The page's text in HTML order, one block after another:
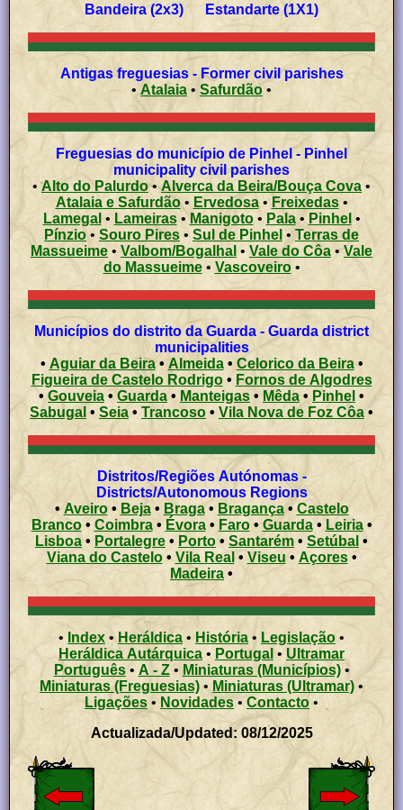
Bandeira (2x3) Estandarte (1X1)
Antigas freguesias - Former civil parishes
• Atalaia • Safurdão •
Freguesias do município de Pinhel - Pinhel
municipality civil parishes
•Alto do Palurdo•Alverca da Beira/Bouça Cova•
Atalaia e Safurdão• Ervedosa• Freixedas •
Lamegal • Lameiras • Manigoto• Pala• Pinhel •
Pínzio• Souro Pires • Sul de Pinhel • Terras de
Massueime • Valbom/Bogalhal • Vale do Côa •Vale
do Massueime• Vascoveiro•
Municípios do distrito da Guarda - Guarda district
municipalities
• Aguiar da Beira• Almeida• Celorico da Beira•
Figueira de Castelo Rodrigo• Fornos de Algodres
•Gouveia • Guarda • Manteigas • Mêda • Pinhel •
Sabugal • Seia • Trancoso • Vila Nova de Foz Côa •
Distritos/Regiões Autónomas -
Districts/Autonomous Regions
• Aveiro• Beja• Braga• Bragança•Castelo
Branco• Coimbra• Évora• Faro• Guarda• Leiria•
Lisboa • Portalegre • Porto • Santarém • Setúbal •
Viana do Castelo•Vila Real • Viseu • Açores •
Madeira •
• Index • Heráldica • História • Legislação •
Heráldica Autárquica • Portugal •Ultramar
Português• A - Z• Miniaturas (Municípios)•
Miniaturas (Freguesias) • Miniaturas (Ultramar) •
Ligações • Novidades• Contacto•
Actualizada/Updated: 08/12/2025